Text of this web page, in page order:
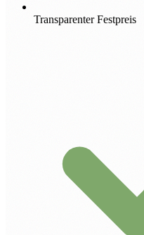
Transparenter Festpreis